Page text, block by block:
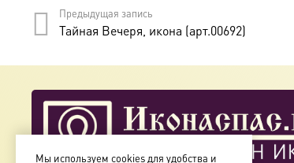
Предыдущая запись
Тайная Вечеря, икона (арт.00692)
Мы используем cookies для удобства и